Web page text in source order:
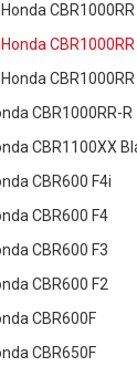
CBR1000RR-R
CBR1100XX
CBR600 F4i
CBR600 F4
CBR600 F3
CBR600 F2
CBR600F
CBR650F